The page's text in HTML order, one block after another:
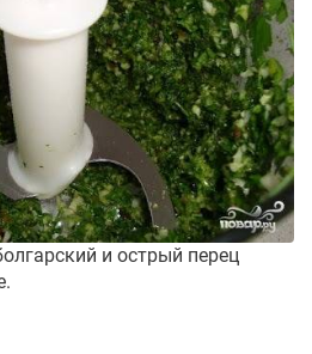
и острый перец